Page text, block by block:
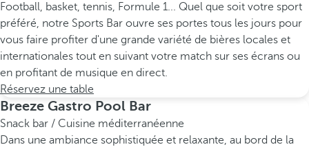
Football, basket, tennis, Formule 1... Quel que soit votre sport
préféré, notre Sports Bar ouvre ses portes tous les jours pour
vous faire profiter d'une grande variété de bières locales et
internationales tout en suivant votre match sur ses écrans ou
en profitant de musique en direct.
Réservez une table
Breeze Gastro Pool Bar
Snack bar / Cuisine méditerranéenne
Dans une ambiance sophistiquée et relaxante, au bord de la